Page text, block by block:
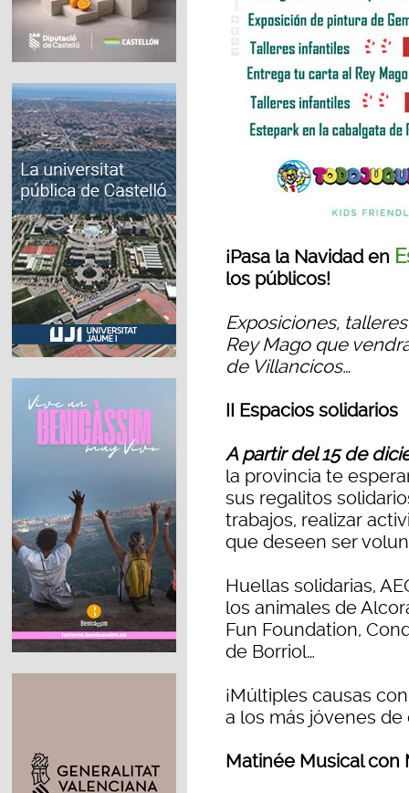
¡Pasa la Navidad en
los públicos!
Exposiciones,
Rey Mago que
de Villancicos…
II Espacios solidarios
A partir del 15 de
la provincia te
sus regalitos
trabajos, realizar
que deseen ser
Huellas solidarias,
los animales de
Fun Foundation,
de Borriol…
¡Múltiples causas
a los más jóvenes de
Matinée Musical con